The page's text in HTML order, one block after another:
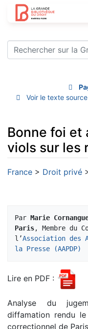
Voir le texte source
Bonne foi et
viols sur les
Aller à : navigation,
France > Droit privé
Par Marie
Paris, Membre du
l’Association des
la Presse (AAPDP)
Lire en PDF :
Analyse du
diffamation rendu
correctionnel de